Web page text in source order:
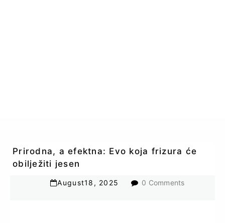
Prirodna, a efektna: Evo koja frizura će
obilježiti jesen
August18 , 2025 0 Comments